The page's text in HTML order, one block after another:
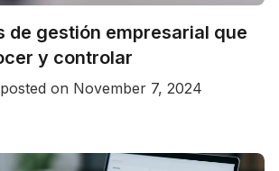
de gestión empresarial que
y controlar
posted on November 7, 2024